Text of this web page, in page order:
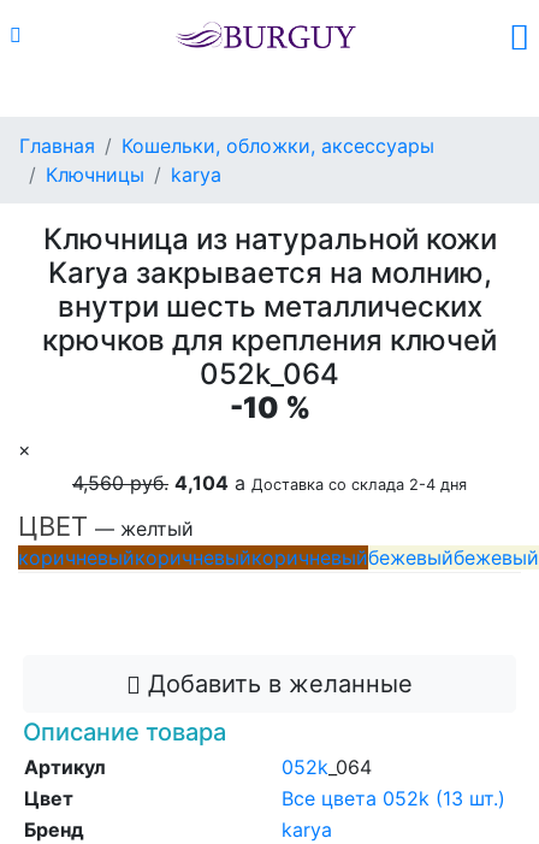
Главная
Кошельки, обложки, аксессуары
Ключницы
karya
Ключница из натуральной кожи
Karya закрывается на молнию,
внутри шесть металлических
крючков для крепления ключей
052k_064
-10 %
×
4,560 руб. 4,104 a Доставка со склада 2-4 дня
ЦВЕТ — желтый
коричневыйкоричневыйкоричневыйбежевыйбежевый
Добавить в желанные
Описание товара
Артикул 052k _064
Цвет
Все цвета 052k (13 шт.)
Бренд
karya